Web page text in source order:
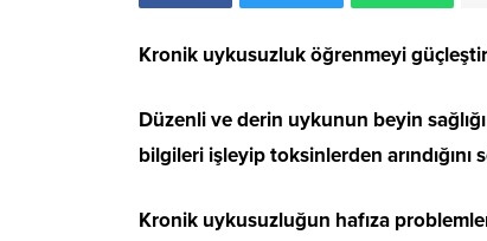
Kronik uykusuzluk öğrenmeyi
Düzenli ve derin uykunun beyin
bilgileri işleyip toksinlerden arındığını
Kronik uykusuzluğun hafıza